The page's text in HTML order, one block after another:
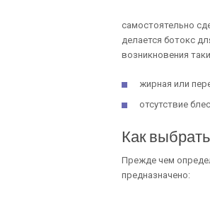
самостоятельно
делается ботокс
возникновения
жирная или
отсутствие
Как
Прежде чем
предназначено: